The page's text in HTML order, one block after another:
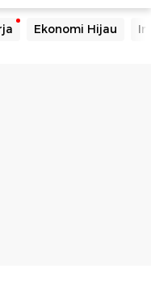
Ekonomi Hijau